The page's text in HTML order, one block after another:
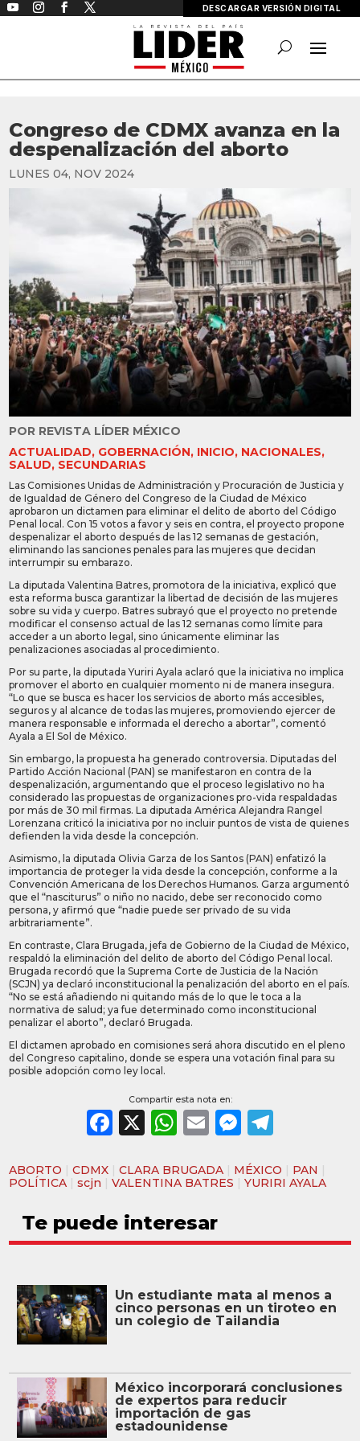
DESCARGAR VERSIÓN DIGITAL
Congreso de CDMX avanza en la
despenalización del aborto
LUNES 04, NOV 2024
POR REVISTA LÍDER MÉXICO
ACTUALIDAD, GOBERNACIÓN, INICIO, NACIONALES,
SALUD, SECUNDARIAS
Las Comisiones Unidas de Administración y Procuración de Justicia y
de Igualdad de Género del Congreso de la Ciudad de México
aprobaron un dictamen para eliminar el delito de aborto del Código
Penal local. Con 15 votos a favor y seis en contra, el proyecto propone
despenalizar el aborto después de las 12 semanas de gestación,
eliminando las sanciones penales para las mujeres que decidan
interrumpir su embarazo.
La diputada Valentina Batres, promotora de la iniciativa, explicó que
esta reforma busca garantizar la libertad de decisión de las mujeres
sobre su vida y cuerpo. Batres subrayó que el proyecto no pretende
modificar el consenso actual de las 12 semanas como límite para
acceder a un aborto legal, sino únicamente eliminar las
penalizaciones asociadas al procedimiento.
Por su parte, la diputada Yuriri Ayala aclaró que la iniciativa no implica
promover el aborto en cualquier momento ni de manera insegura.
“Lo que se busca es hacer los servicios de aborto más accesibles,
seguros y al alcance de todas las mujeres, promoviendo ejercer de
manera responsable e informada el derecho a abortar”, comentó
Ayala a El Sol de México.
Sin embargo, la propuesta ha generado controversia. Diputadas del
Partido Acción Nacional (PAN) se manifestaron en contra de la
despenalización, argumentando que el proceso legislativo no ha
considerado las propuestas de organizaciones pro-vida respaldadas
por más de 30 mil firmas. La diputada América Alejandra Rangel
Lorenzana criticó la iniciativa por no incluir puntos de vista de quienes
defienden la vida desde la concepción.
Asimismo, la diputada Olivia Garza de los Santos (PAN) enfatizó la
importancia de proteger la vida desde la concepción, conforme a la
Convención Americana de los Derechos Humanos. Garza argumentó
que el “nasciturus” o niño no nacido, debe ser reconocido como
persona, y afirmó que “nadie puede ser privado de su vida
arbitrariamente”.
En contraste, Clara Brugada, jefa de Gobierno de la Ciudad de México,
respaldó la eliminación del delito de aborto del Código Penal local.
Brugada recordó que la Suprema Corte de Justicia de la Nación
(SCJN) ya declaró inconstitucional la penalización del aborto en el país.
“No se está añadiendo ni quitando más de lo que le toca a la
normativa de salud; ya fue determinado como inconstitucional
penalizar el aborto”, declaró Brugada.
El dictamen aprobado en comisiones será ahora discutido en el pleno
del Congreso capitalino, donde se espera una votación final para su
posible adopción como ley local.
Compartir esta nota en:
Facebook
X WhatsApp
Email
ABORTO |CDMX |CLARA BRUGADA | MÉXICO | PAN |
POLÍTICA |scjn |VALENTINA BATRES |YURIRI AYALA
Te puede interesar
Un estudiante mata al menos a
cinco personas en un tiroteo en
un colegio de Tailandia
México incorporará conclusiones
de expertos para reducir
importación de gas
estadounidense